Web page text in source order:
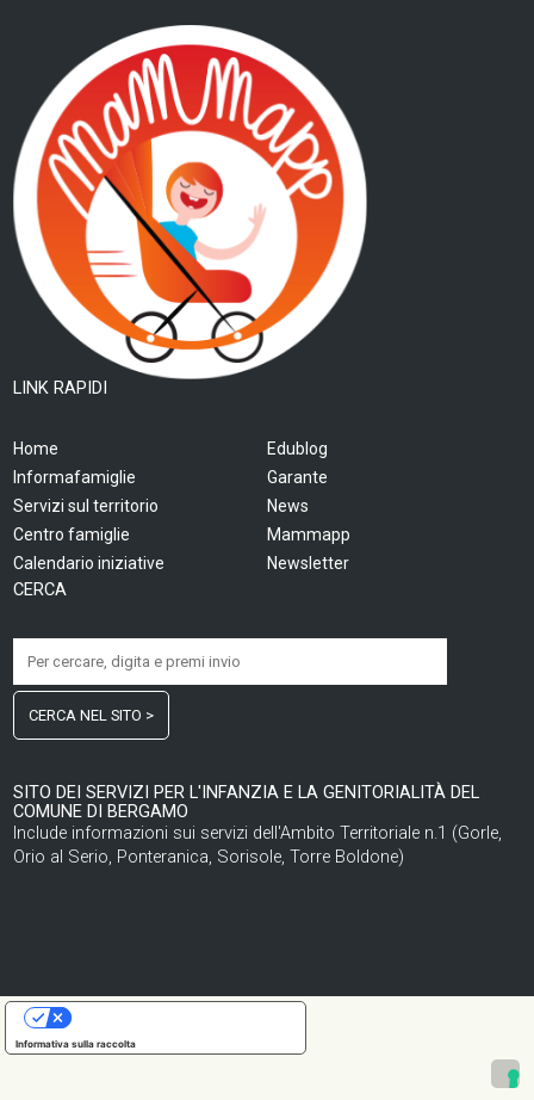
LINK RAPIDI
Home
Informafamiglie
Servizi sul territorio
Centro famiglie
Calendario iniziative
Edublog
Garante
News
Mammapp
Newsletter
CERCA
CERCA NEL SITO >
SITO DEI SERVIZI PER L'INFANZIA E LA GENITORIALITÀ DEL
COMUNE DI BERGAMO
Include informazioni sui servizi dell'Ambito Territoriale n.1 (Gorle,
Orio al Serio, Ponteranica, Sorisole, Torre Boldone)
Informativa sulla raccolta
LE TUE PREFERENZE RELATIVE ALLA PRIVACY